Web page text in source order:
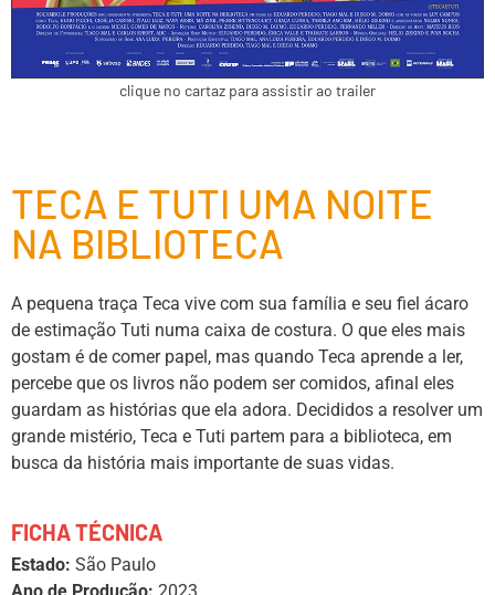
clique no cartaz para assistir ao trailer
TECA E TUTI UMA NOITE
NA BIBLIOTECA
A pequena traça Teca vive com sua família e seu fiel ácaro
de estimação Tuti numa caixa de costura. O que eles mais
gostam é de comer papel, mas quando Teca aprende a ler,
percebe que os livros não podem ser comidos, afinal eles
guardam as histórias que ela adora. Decididos a resolver um
grande mistério, Teca e Tuti partem para a biblioteca, em
busca da história mais importante de suas vidas.
FICHA TÉCNICA
Estado: São Paulo